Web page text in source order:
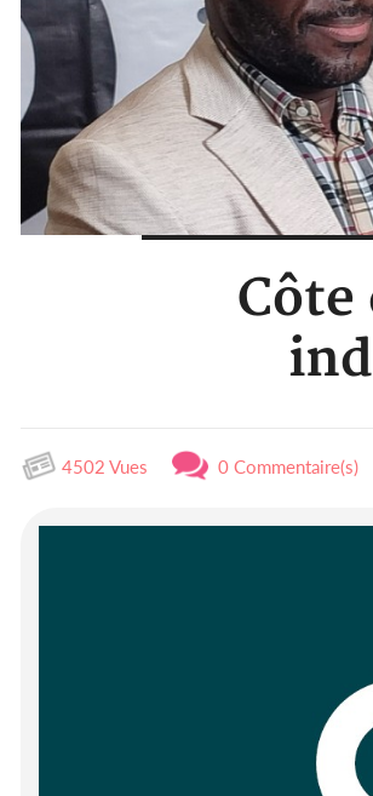
4502 Vues 0 Commentaire(s)